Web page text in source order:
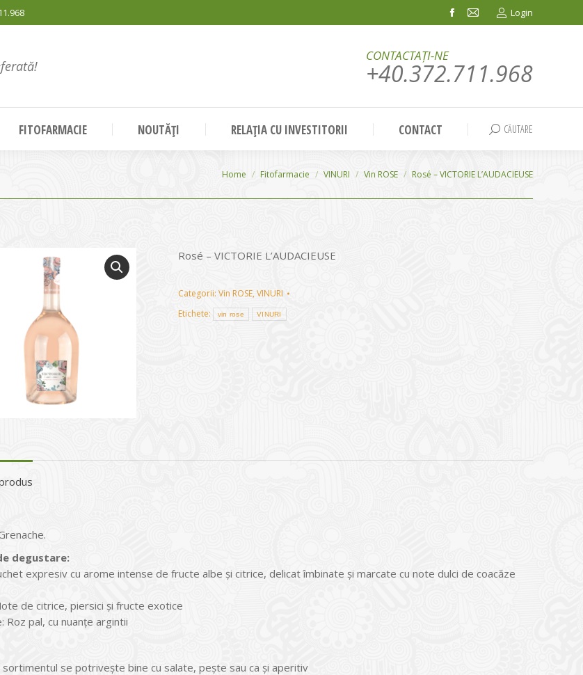
Facebook
in
window
Mail
in
window
Login
CONTACTAȚI-NE
+40.372.711.968
FITOFARMACIE NOUTĂȚI RELAȚIA CU INVESTITORII CONTACT Search:
CĂUTARE
You are here:
Home Fitofarmacie VINURI Vin ROSE Rosé – VICTORIE L’AUDACIEUSE
Rosé – VICTORIE L’AUDACIEUSE
Categorii: Vin ROSE,VINURI
Etichete:
vin rose VINURI
degustare:
expresiv cu arome intense de fructe albe și citrice, delicat îmbinate și marcate cu note dulci de coacăze
de citrice, piersici și fructe exotice
Roz pal, cu nuanțe argintii
sortimentul se potrivește bine cu salate, pește sau ca și aperitiv